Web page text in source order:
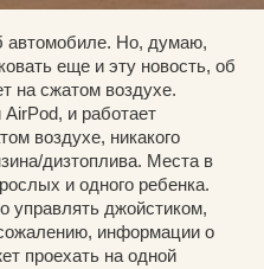
автомобиле. Но, думаю,
еще и эту новость, об
на сжатом воздухе.
и работает
воздухе, никакого
дизтоплива. Места в
и одного ребенка.
управлять джойстиком,
информации о
проехать на одной